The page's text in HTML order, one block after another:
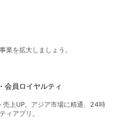
業を拡大しましょう。
会員ロイヤルティ
売上UP。アジア市場に精通、24時
ィアプリ。